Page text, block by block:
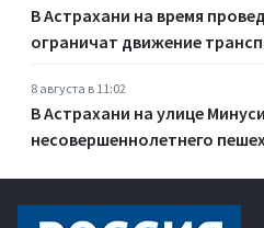
В Астрахани на время
ограничат движение
8 августа в 11:02
В Астрахани на улице
несовершеннолетнего